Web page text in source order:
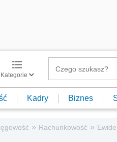
Kategorie
Kadry Biznes
» Rachunkowość »